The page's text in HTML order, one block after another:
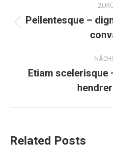
Pellentesque –
Etiam scelerisque
Related Posts